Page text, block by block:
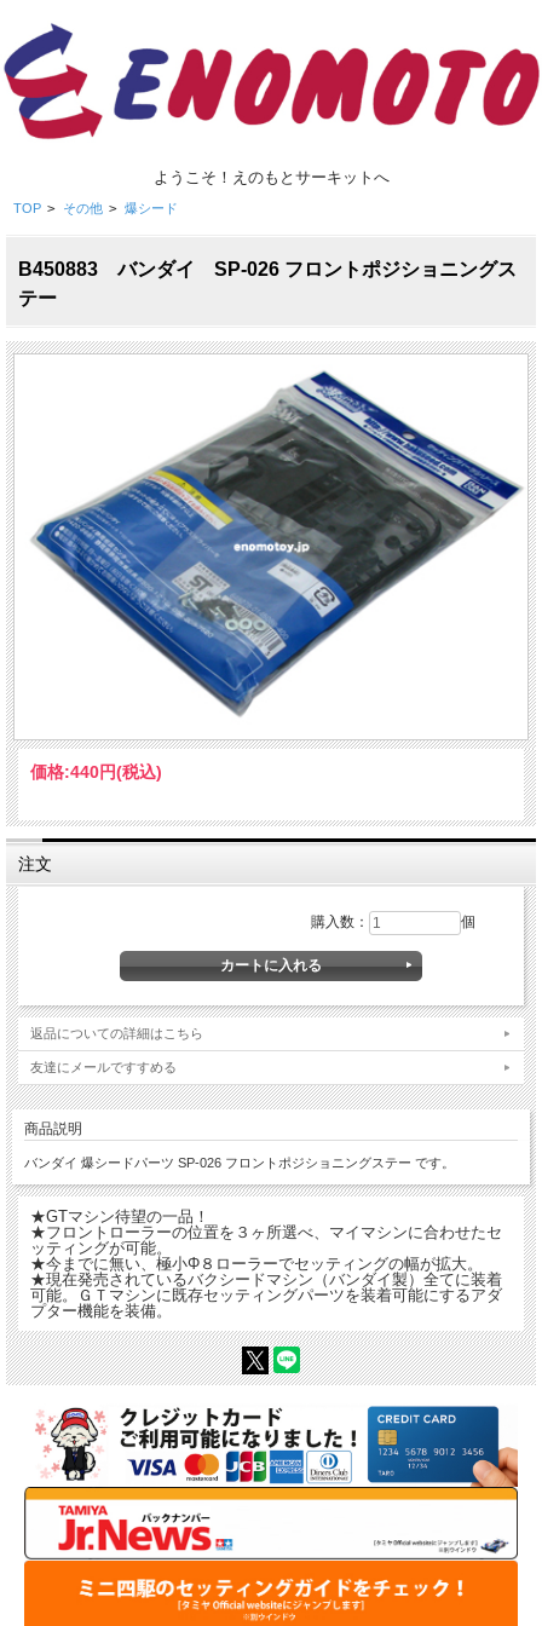
ようこそ！えのもとサーキットへ
TOP > その他 > 爆シード
B450883 バンダイ SP-026 フロントポジショニングス
テー
価格:440円(税込)
注文
購入数： 個
返品についての詳細はこちら
友達にメールですすめる
商品説明
バンダイ 爆シードパーツ SP-026 フロントポジショニングステー です。
★GTマシン待望の一品！
★フロントローラーの位置を３ヶ所選べ、マイマシンに合わせたセ
ッティングが可能。
★今までに無い、極小Φ８ローラーでセッティングの幅が拡大。
★現在発売されているバクシードマシン（バンダイ製）全てに装着
可能。ＧＴマシンに既存セッティングパーツを装着可能にするアダ
プター機能を装備。